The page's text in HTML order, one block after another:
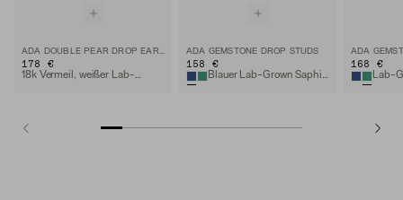
178 €
ADA GEMSTONE DROP STUDS
158 €
ADA
168 €